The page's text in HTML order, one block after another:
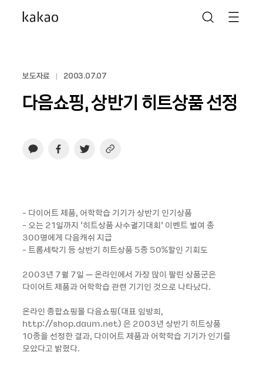
보도자료 2003.07.07
다음쇼핑, 상반기 히트상품 선정
- 다이어트 제품, 어학학습 기기가 상반기 인기상품
- 오는 21일까지 ‘히트상품 사수궐기대회’ 이벤트 벌여 총
300명에게 다음캐쉬 지급
- 트롬세탁기 등 상반기 히트상품 5종 50%할인 기회도
2003년 7월 7일 – 온라인에서 가장 많이 팔린 상품군은
다이어트 제품과 어학학습 관련 기기인 것으로 나타났다.
온라인 종합쇼핑몰 다음쇼핑(대표 임방희,
http://shop.daum.net) 은 2003년 상반기 히트상품
10종을 선정한 결과, 다이어트 제품과 어학학습 기기가 인기를
모았다고 밝혔다.